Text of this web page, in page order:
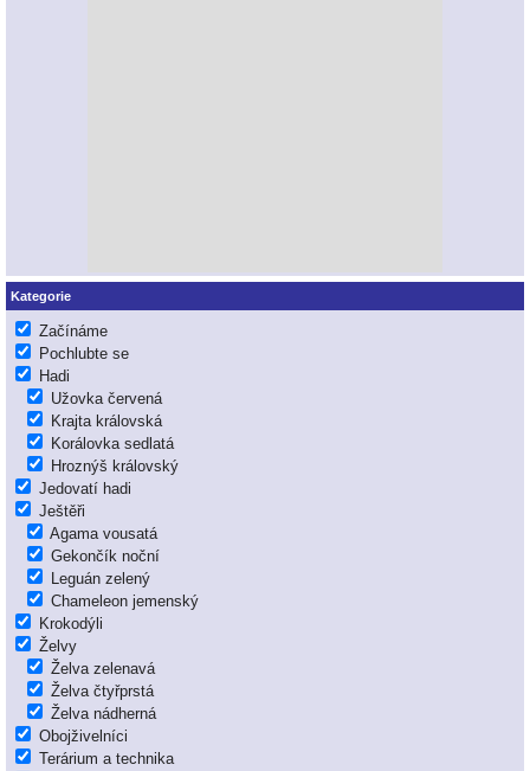
Kategorie
Začínáme
Pochlubte se
Hadi
Užovka červená
Krajta královská
Korálovka sedlatá
Hroznýš královský
Jedovatí hadi
Ještěři
Agama vousatá
Gekončík noční
Leguán zelený
Chameleon jemenský
Krokodýli
Želvy
Želva zelenavá
Želva čtyřprstá
Želva nádherná
Obojživelníci
Terárium a technika